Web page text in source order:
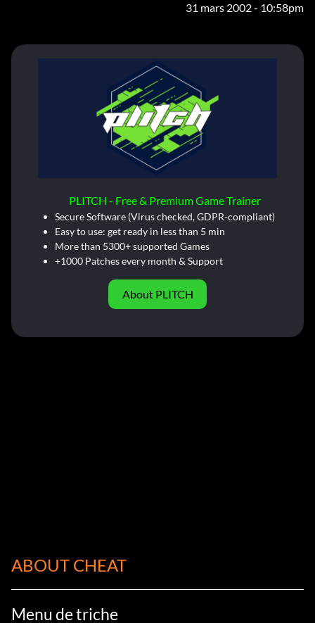
31 mars 2002 - 10:58pm
PLITCH - Free & Premium Game Trainer
Secure Software (Virus checked, GDPR-compliant)
Easy to use: get ready in less than 5 min
More than 5300+ supported Games
+1000 Patches every month & Support
About PLITCH
ABOUT CHEAT
Menu de triche